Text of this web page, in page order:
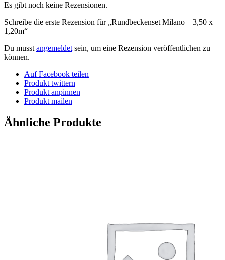
Es gibt noch keine Rezensionen.
Schreibe die erste Rezension für „Rundbeckenset Milano – 3,50 x
1,20m“
Du musst angemeldet sein, um eine Rezension veröffentlichen zu
können.
Auf Facebook teilen
Produkt twittern
Produkt anpinnen
Produkt mailen
Ähnliche Produkte